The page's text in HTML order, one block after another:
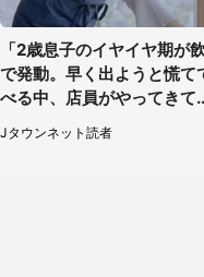
「2歳息子のイヤイヤ期が
で発動。早く出ようと慌て
べる中、店員がやってきて
（岡山県・40代女性）
Jタウンネット読者